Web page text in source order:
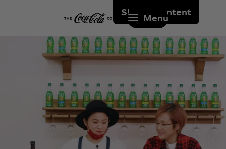
Skip to content
Menu